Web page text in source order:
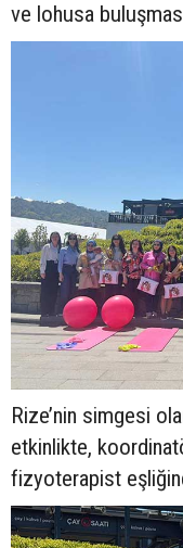
ve lohusa
Rize’nin simgesi
etkinlikte,
fizyoterapist